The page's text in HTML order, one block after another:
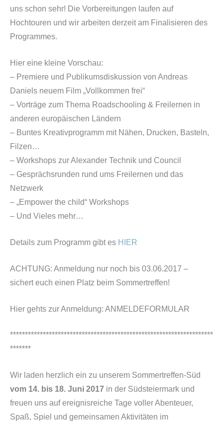
uns schon sehr! Die Vorbereitungen laufen auf
Hochtouren und wir arbeiten derzeit am Finalisieren des
Programmes.
Hier eine kleine Vorschau:
– Premiere und Publikumsdiskussion von Andreas
Daniels neuem Film „Vollkommen frei“
– Vorträge zum Thema Roadschooling & Freilernen in
anderen europäischen Ländern
– Buntes Kreativprogramm mit Nähen, Drucken, Basteln,
Filzen…
– Workshops zur Alexander Technik und Council
– Gesprächsrunden rund ums Freilernen und das
Netzwerk
– „Empower the child“ Workshops
– Und Vieles mehr…
Details zum Programm gibt es HIER
ACHTUNG: Anmeldung nur noch bis 03.06.2017 –
sichert euch einen Platz beim Sommertreffen!
Hier gehts zur Anmeldung: ANMELDEFORMULAR
********************************************************************
*******
Wir laden herzlich ein zu unserem Sommertreffen-Süd
vom 14. bis 18. Juni 2017 in der Südsteiermark und
freuen uns auf ereignisreiche Tage voller Abenteuer,
Spaß, Spiel und gemeinsamen Aktivitäten im